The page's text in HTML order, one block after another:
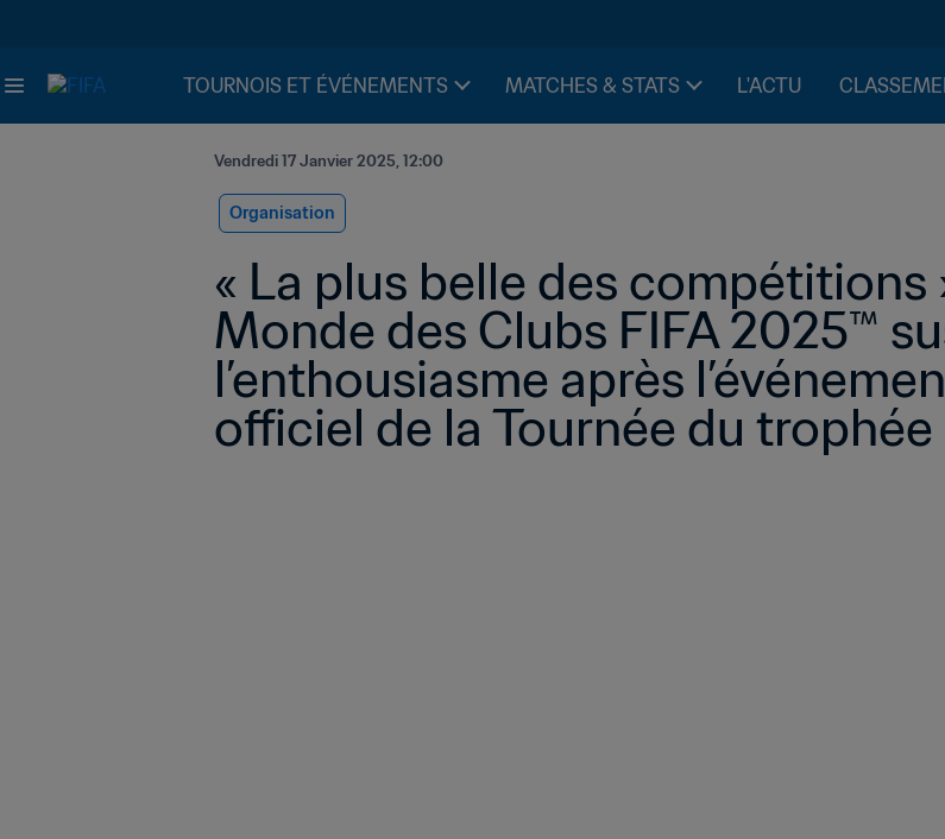
TOURNOIS ET ÉVÉNEMENTS MATCHES & STATS L'ACTU
Vendredi 17 Janvier 2025, 12:00
Organisation
« La plus belle des compétitions
Monde des Clubs FIFA 2025™
l’enthousiasme après
officiel de la Tournée du trophée